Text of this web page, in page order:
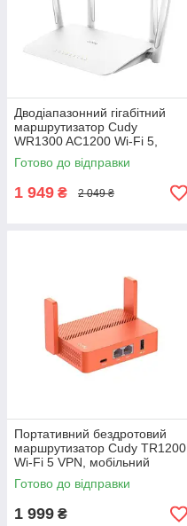
Дводіапазонний гігабітний
маршрутизатор Cudy
WR1300 AC1200 Wi-Fi 5,
бездротовий Mesh роутер
Готово до відправки
1 949 ₴ 2 049 ₴
Портативний бездротовий
маршрутизатор Cudy TR1200
Wi-Fi 5 VPN, мобільний
бізнес-роутер, помаранчевий
Готово до відправки
1 999 ₴